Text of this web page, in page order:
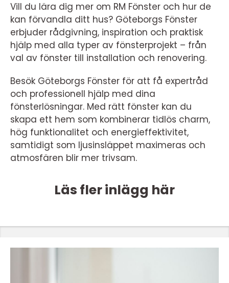
Vill du lära dig mer om RM Fönster och hur de
kan förvandla ditt hus? Göteborgs Fönster
erbjuder rådgivning, inspiration och praktisk
hjälp med alla typer av fönsterprojekt – från
val av fönster till installation och renovering.
Besök Göteborgs Fönster för att få expertråd
och professionell hjälp med dina
fönsterlösningar. Med rätt fönster kan du
skapa ett hem som kombinerar tidlös charm,
hög funktionalitet och energieffektivitet,
samtidigt som ljusinsläppet maximeras och
atmosfären blir mer trivsam.
Läs fler inlägg här